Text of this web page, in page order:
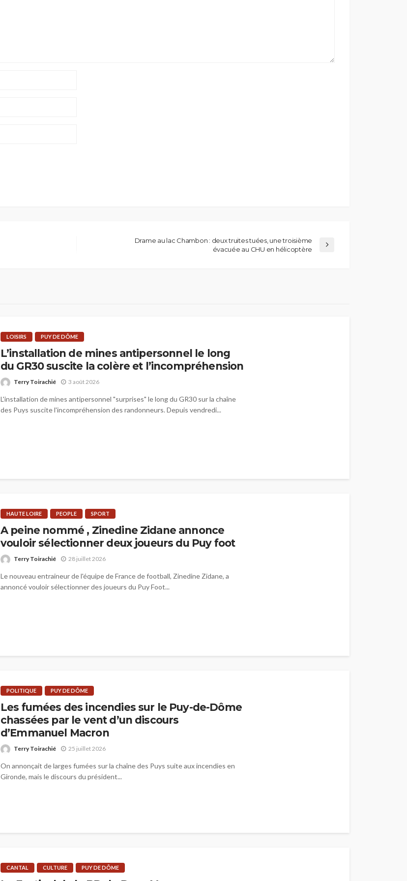
Drame au lac Chambon : deux truites tuées, une troisième
évacuée au CHU en hélicoptère
LOISIRS PUY DE DÔME
L’installation de mines antipersonnel le long
du GR30 suscite la colère et l’incompréhension
Terry Toirachié 3 août 2026
L'installation de mines antipersonnel "surprises" le long du GR30 sur la chaîne
des Puys suscite l'incompréhension des randonneurs. Depuis vendredi...
HAUTE LOIRE PEOPLE SPORT
A peine nommé , Zinedine Zidane annonce
vouloir sélectionner deux joueurs du Puy foot
Terry Toirachié 28 juillet 2026
Le nouveau entraineur de l'équipe de France de football, Zinedine Zidane, a
annoncé vouloir sélectionner des joueurs du Puy Foot...
POLITIQUE PUY DE DÔME
Les fumées des incendies sur le Puy-de-Dôme
chassées par le vent d’un discours
d’Emmanuel Macron
Terry Toirachié 25 juillet 2026
On annonçait de larges fumées sur la chaîne des Puys suite aux incendies en
Gironde, mais le discours du président...
CANTAL CULTURE PUY DE DÔME